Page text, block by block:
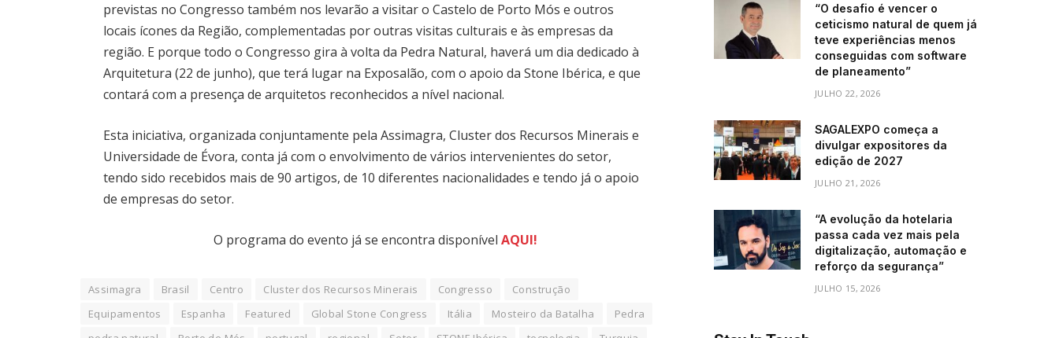
previstas no Congresso também nos levarão a visitar o Castelo de Porto Mós e outros
locais ícones da Região, complementadas por outras visitas culturais e às empresas da
região. E porque todo o Congresso gira à volta da Pedra Natural, haverá um dia dedicado à
Arquitetura (22 de junho), que terá lugar na Exposalão, com o apoio da Stone Ibérica, e que
contará com a presença de arquitetos reconhecidos a nível nacional.
Esta iniciativa, organizada conjuntamente pela Assimagra, Cluster dos Recursos Minerais e
Universidade de Évora, conta já com o envolvimento de vários intervenientes do setor,
tendo sido recebidos mais de 90 artigos, de 10 diferentes nacionalidades e tendo já o apoio
de empresas do setor.
O programa do evento já se encontra disponível AQUI!
Assimagra Brasil Centro Cluster dos Recursos Minerais Congresso
Construção
Equipamentos
Espanha Featured Global Stone Congress Itália Mosteiro da Batalha
Pedra
“O desafio é vencer o
ceticismo natural de quem já
teve experiências menos
conseguidas com software
de planeamento”
JULHO 22, 2026
SAGALEXPO começa a
divulgar expositores da
edição de 2027
JULHO 21, 2026
“A evolução da hotelaria
passa cada vez mais pela
digitalização, automação e
reforço da segurança”
JULHO 15, 2026